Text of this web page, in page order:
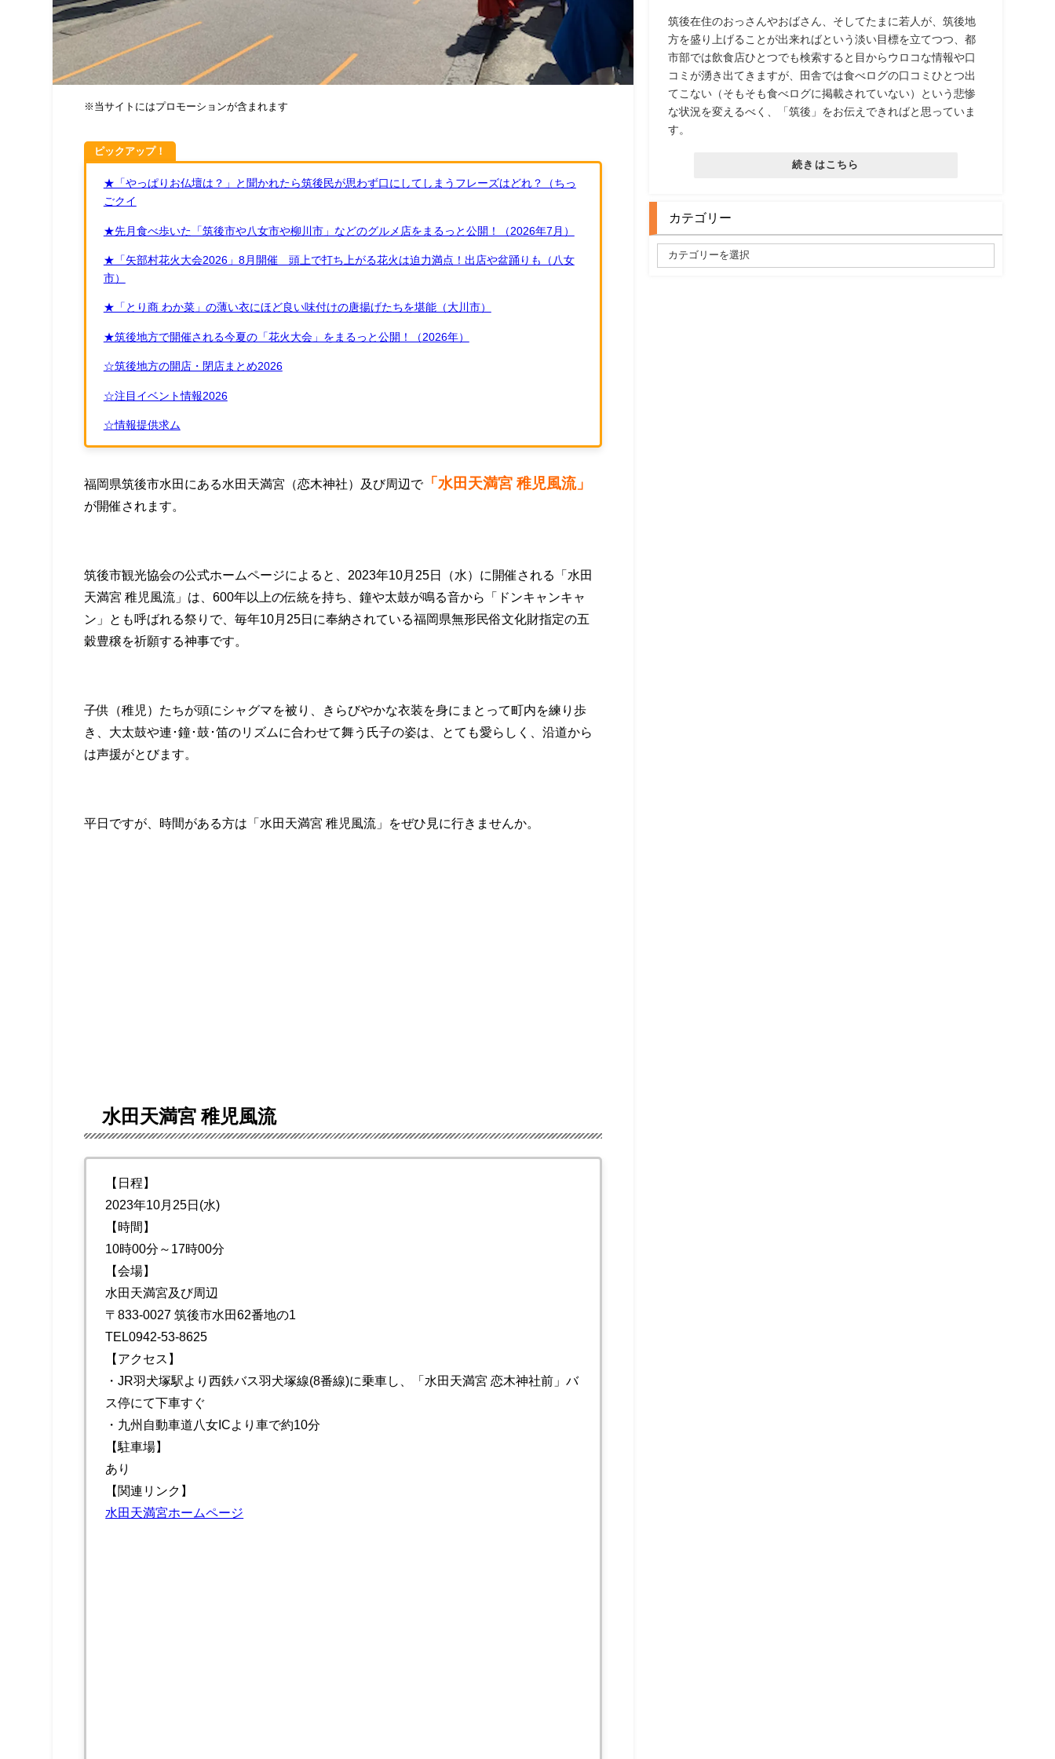
※当サイトにはプロモーションが含まれます
ピックアップ！
★「やっぱりお仏壇は？」と聞かれたら筑後民が思わず口にしてしまうフレーズはどれ？（ちっ
ごクイ
★先月食べ歩いた「筑後市や八女市や柳川市」などのグルメ店をまるっと公開！（2026年7月）
★「矢部村花火大会2026」8月開催 頭上で打ち上がる花火は迫力満点！出店や盆踊りも（八女
市）
★「とり商 わか菜」の薄い衣にほど良い味付けの唐揚げたちを堪能（大川市）
★筑後地方で開催される今夏の「花火大会」をまるっと公開！（2026年）
☆筑後地方の開店・閉店まとめ2026
☆注目イベント情報2026
☆情報提供求ム
福岡県筑後市水田にある水田天満宮（恋木神社）及び周辺で「水田天満宮 稚児風流」
が開催されます。
筑後市観光協会の公式ホームページによると、2023年10月25日（水）に開催される「水田
天満宮 稚児風流」は、600年以上の伝統を持ち、鐘や太鼓が鳴る音から「ドンキャンキャ
ン」とも呼ばれる祭りで、毎年10月25日に奉納されている福岡県無形民俗文化財指定の五
穀豊穣を祈願する神事です。
子供（稚児）たちが頭にシャグマを被り、きらびやかな衣装を身にまとって町内を練り歩
き、大太鼓や連･鐘･鼓･笛のリズムに合わせて舞う氏子の姿は、とても愛らしく、沿道から
は声援がとびます。
平日ですが、時間がある方は「水田天満宮 稚児風流」をぜひ見に行きませんか。
水田天満宮 稚児風流
【日程】
2023年10月25日(水)
【時間】
10時00分～17時00分
【会場】
水田天満宮及び周辺
〒833-0027 筑後市水田62番地の1
TEL0942-53-8625
【アクセス】
・JR羽犬塚駅より西鉄バス羽犬塚線(8番線)に乗車し、「水田天満宮 恋木神社前」バ
ス停にて下車すぐ
・九州自動車道八女ICより車で約10分
【駐車場】
あり
【関連リンク】
水田天満宮ホームページ
筑後在住のおっさんやおばさん、そしてたまに若人が、筑後地
方を盛り上げることが出来ればという淡い目標を立てつつ、都
市部では飲食店ひとつでも検索すると目からウロコな情報や口
コミが湧き出てきますが、田舎では食べログの口コミひとつ出
てこない（そもそも食べログに掲載されていない）という悲惨
な状況を変えるべく、「筑後」をお伝えできればと思っていま
す。
続きはこちら
カテゴリー